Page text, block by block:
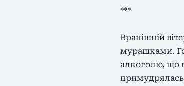
***
Вранішній
мурашками.
алкоголю, що